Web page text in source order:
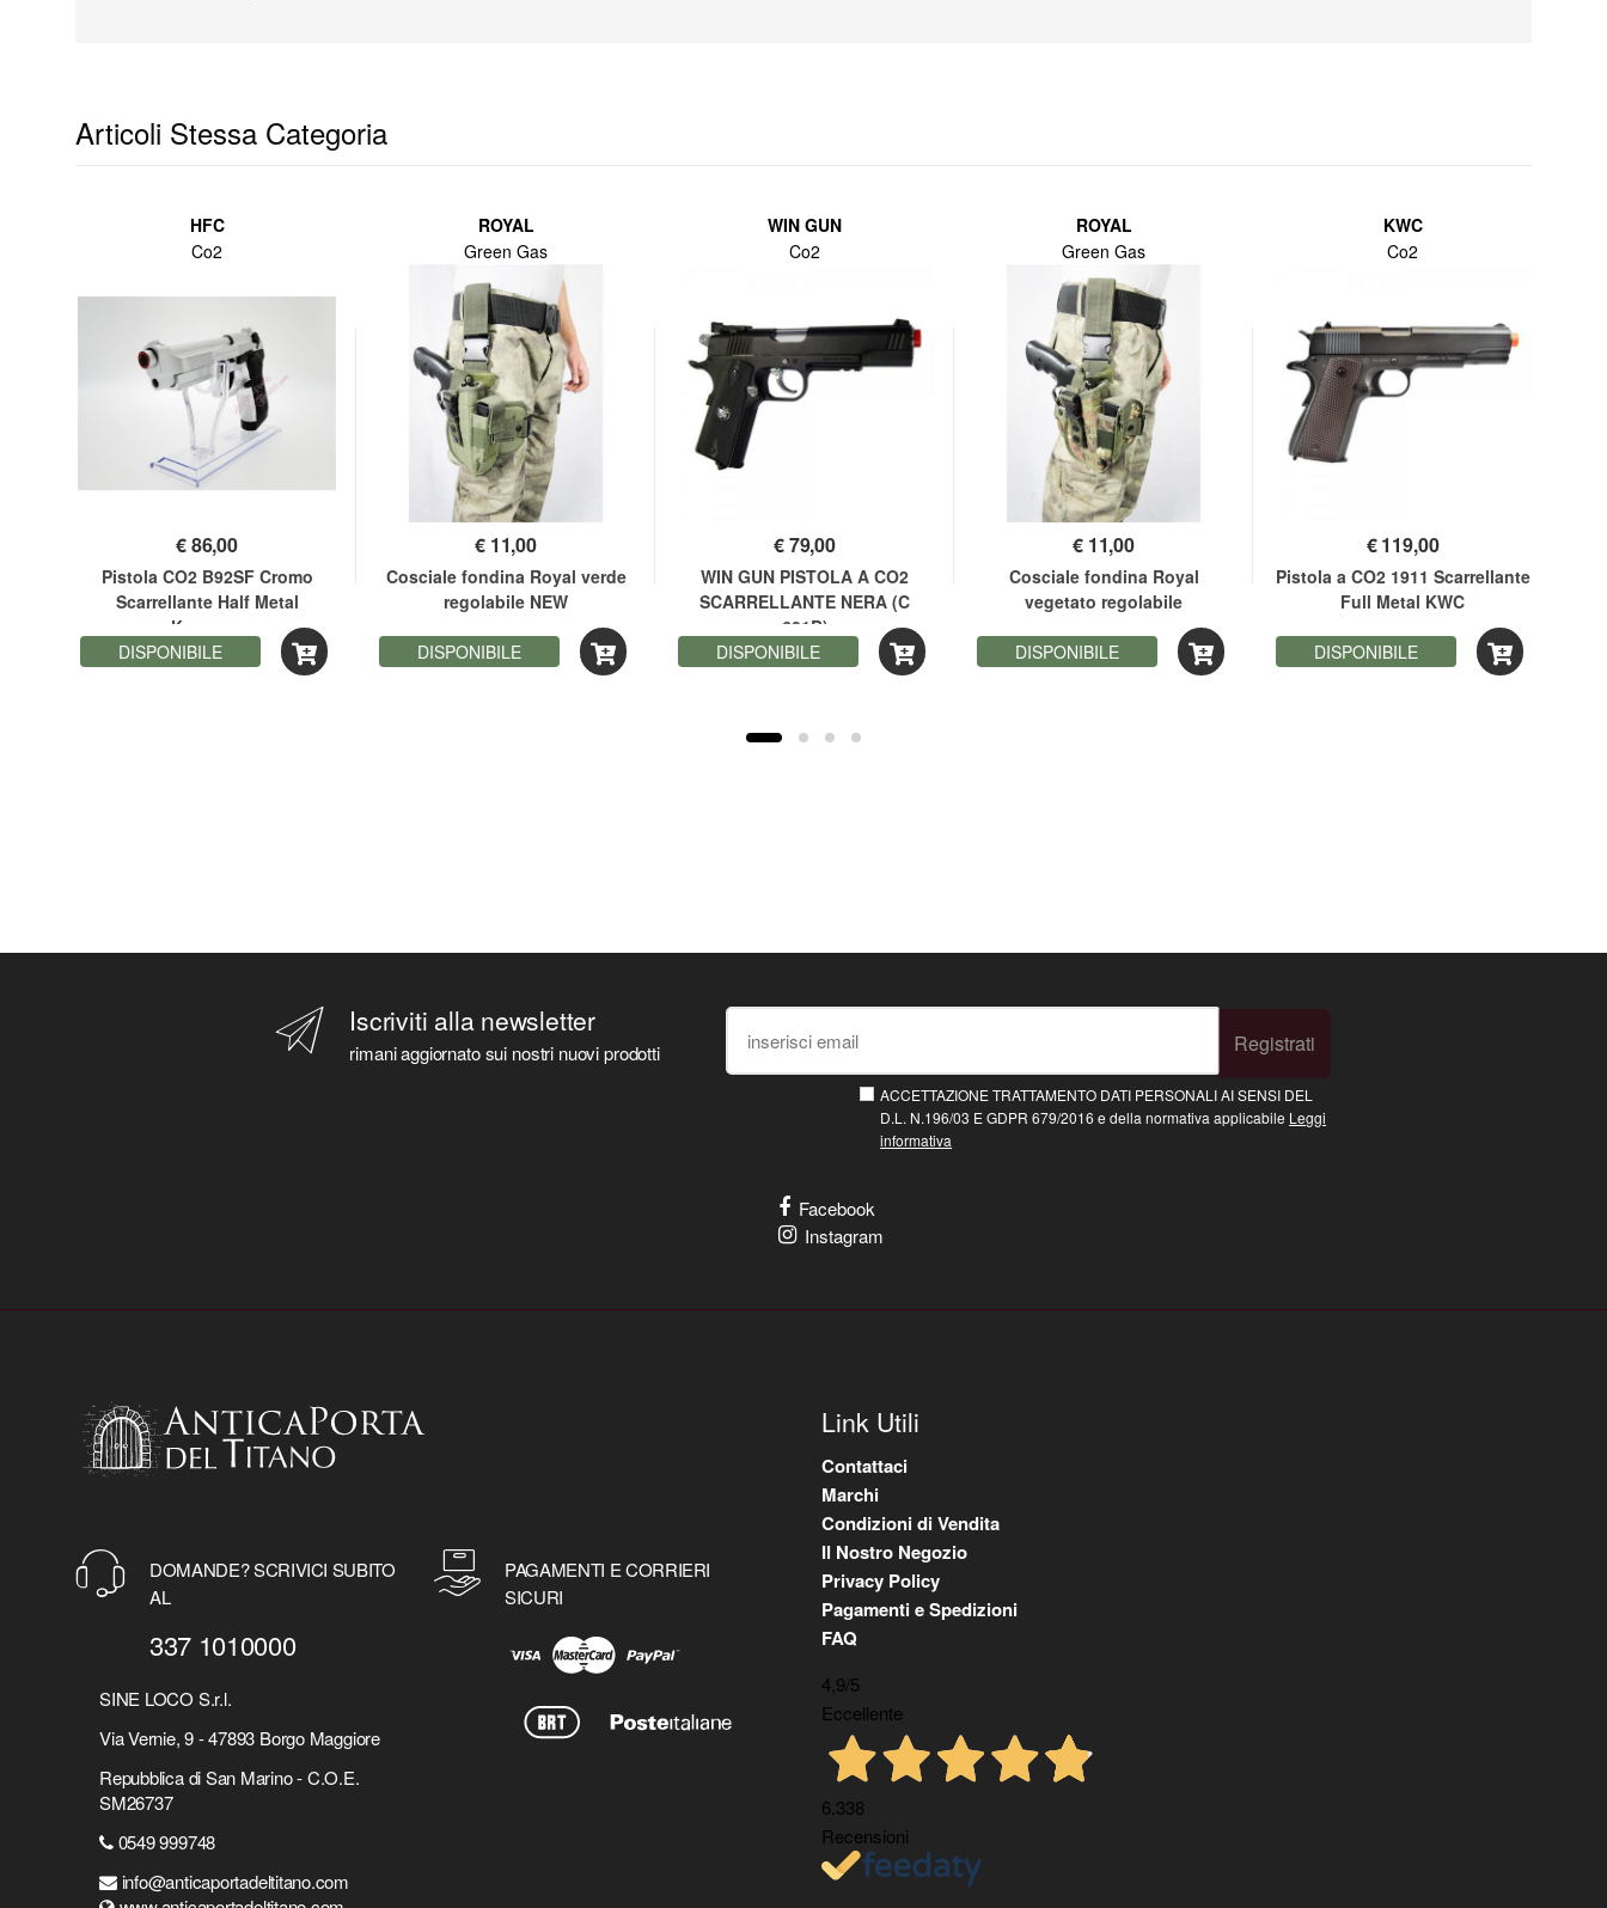
Articoli Stessa Categoria
HFC
Co2
€86,00
Pistola CO2 B92SF Cromo
Scarrellante Half Metal
Keymore
DISPONIBILE
ROYAL
Green Gas
€ 11,00
Cosciale fondina Royal verde
regolabile NEW
DISPONIBILE
WIN GUN
Co2
€79,00
WIN GUN PISTOLA A CO2
SCARRELLANTE NERA (C
601B)
DISPONIBILE
ROYAL
Green Gas
€ 11,00
Cosciale fondina Royal
vegetato regolabile
DISPONIBILE
KWC
Co2
€119,00
Pistola a CO2 1911 Scarrellante
Full Metal KWC
DISPONIBILE
Iscriviti alla newsletter
rimani aggiornato sui nostri nuovi prodotti Registrati
ACCETTAZIONE TRATTAMENTO DATI PERSONALI AI SENSI DEL
D.L. N.196/03 E GDPR 679/2016 e della normativa applicabile Leggi
informativa
Facebook
Instagram
DOMANDE? SCRIVICI SUBITO
AL
337 1010000
SINE LOCO S.r.l.
Via Vernie, 9 - 47893 Borgo Maggiore
Repubblica di San Marino - C.O.E.
SM26737
0549 999748
info@anticaportadeltitano.com
PAGAMENTI E CORRIERI
SICURI
Link Utili
Contattaci
Marchi
Condizioni di Vendita
Il Nostro Negozio
Privacy Policy
Pagamenti e Spedizioni
FAQ
4,9/5
Eccellente
6.338
Recensioni